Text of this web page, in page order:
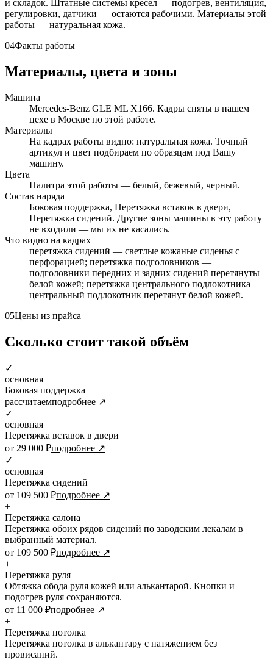
и складок. Штатные системы кресел — подогрев, вентиляция,
регулировки, датчики — остаются рабочими. Материалы этой
работы — натуральная кожа.
04Факты работы
Материалы, цвета и зоны
Машина
Mercedes-Benz GLE ML X166. Кадры сняты в нашем
цехе в Москве по этой работе.
Материалы
На кадрах работы видно: натуральная кожа. Точный
артикул и цвет подбираем по образцам под Вашу
машину.
Цвета
Палитра этой работы — белый, бежевый, черный.
Состав наряда
Боковая поддержка, Перетяжка вставок в двери,
Перетяжка сидений. Другие зоны машины в эту работу
не входили — мы их не касались.
Что видно на кадрах
перетяжка сидений — светлые кожаные сиденья с
перфорацией; перетяжка подголовников —
подголовники передних и задних сидений перетянуты
белой кожей; перетяжка центрального подлокотника —
центральный подлокотник перетянут белой кожей.
05Цены из прайса
Сколько стоит такой объём
✓
основная
Боковая поддержка
рассчитаемподробнее ↗
✓
основная
Перетяжка вставок в двери
от 29 000 ₽подробнее ↗
✓
основная
Перетяжка сидений
от 109 500 ₽подробнее ↗
+
Перетяжка салона
Перетяжка обоих рядов сидений по заводским лекалам в
выбранный материал.
от 109 500 ₽подробнее ↗
+
Перетяжка руля
Обтяжка обода руля кожей или алькантарой. Кнопки и
подогрев руля сохраняются.
от 11 000 ₽подробнее ↗
+
Перетяжка потолка
Перетяжка потолка в алькантару с натяжением без
провисаний.